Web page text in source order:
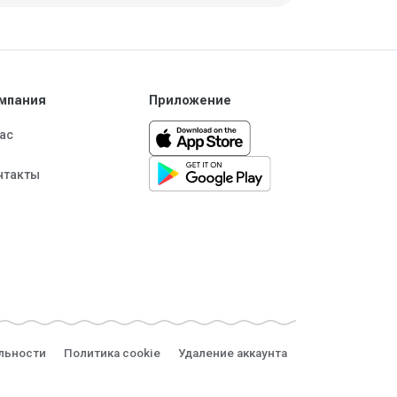
Приложение
Политика cookie Удаление аккаунта